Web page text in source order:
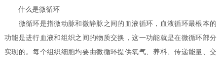
什么是微循环
微循环是指微动脉和微静脉之间的血液循环，血液循环最根本的
功能是进行血液和组织之间的物质交换，这一功能就是在微循环部分
实现的。每个组织细胞均要由微循环提供氧气、养料、传递能量、交